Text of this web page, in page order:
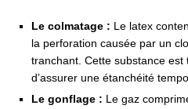
Le colmatage : Le latex
la perforation causée par un
tranchant. Cette substance
d’assurer une étanchéité
Le gonflage : Le gaz